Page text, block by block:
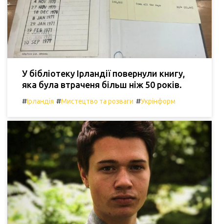
У бібліотеку Ірландії повернули книгу,
яка була втраченя більш ніж 50 років.
#Ірландія #Мистецтво та розваги #Укрінформ